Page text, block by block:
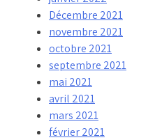
Décembre 2021
novembre 2021
octobre 2021
septembre 2021
mai 2021
avril 2021
mars 2021
février 2021